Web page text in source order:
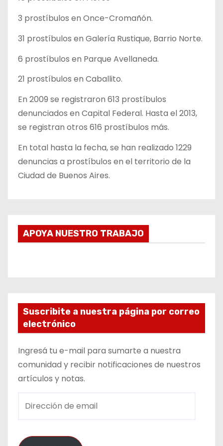
3 prostíbulos en Once-Cromañón.
31 prostíbulos en Galería Rustique, Barrio Norte.
6 prostíbulos en Parque Avellaneda.
21 prostíbulos en Caballito.
En 2009 se registraron 613 prostíbulos
denunciados en Capital Federal. Hasta el 2013,
se registran otros 616 prostíbulos más.
En total hasta la fecha, se han realizado 1229
denuncias a prostíbulos en el territorio de la
Ciudad de Buenos Aires.
APOYA NUESTRO TRABAJO
Suscribite a nuestra página por correo
electrónico
Ingresá tu e-mail para sumarte a nuestra
comunidad y recibir notificaciones de nuestros
artículos y notas.
e